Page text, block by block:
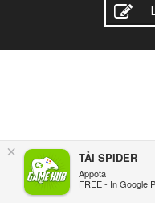
× TẢI SPIDER
Appota
FREE - In Google